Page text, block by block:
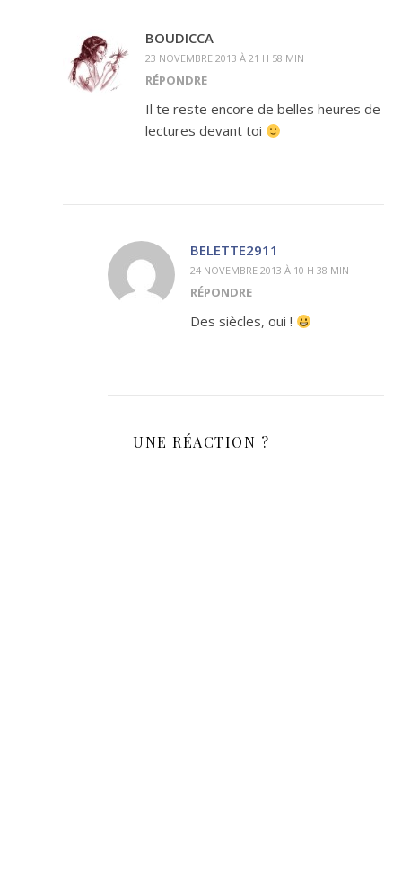
BOUDICCA
23 NOVEMBRE 2013 À 21 H 58 MIN
RÉPONDRE
Il te reste encore de belles heures de
lectures devant toi
BELETTE2911
24 NOVEMBRE 2013 À 10 H 38 MIN
RÉPONDRE
Des siècles, oui !
UNE RÉACTION ?